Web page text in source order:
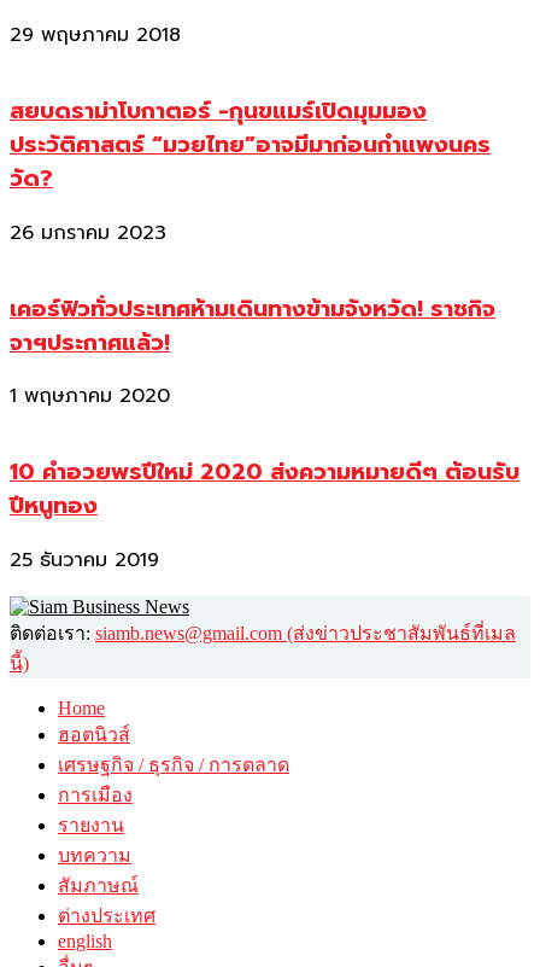
29 พฤษภาคม 2018
สยบดราม่าโบกาตอร์ -กุนขแมร์เปิดมุมมอง
ประวัติศาสตร์ “มวยไทย”อาจมีมาก่อนกำแพงนคร
วัด?
26 มกราคม 2023
เคอร์ฟิวทั่วประเทศห้ามเดินทางข้ามจังหวัด! ราชกิจ
จาฯประกาศแล้ว!
1 พฤษภาคม 2020
10 คำอวยพรปีใหม่ 2020 ส่งความหมายดีๆ ต้อนรับ
ปีหนูทอง
25 ธันวาคม 2019
ติดต่อเรา: siamb.news@gmail.com (ส่งข่าวประชาสัมพันธ์ที่เมล
นี้)
Home
ฮอตนิวส์
เศรษฐกิจ / ธุรกิจ / การตลาด
การเมือง
รายงาน
บทความ
สัมภาษณ์
ต่างประเทศ
english